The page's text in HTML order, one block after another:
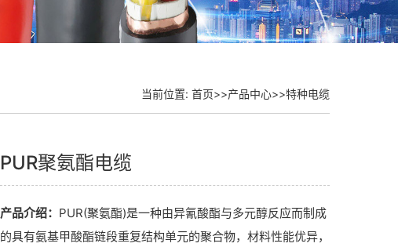
当前位置: 首页>>产品中心>>特种电缆
PUR聚氨酯电缆
产品介绍： PUR(聚氨酯)是一种由异氰酸酯与多元醇反应而制成
的具有氨基甲酸酯链段重复结构单元的聚合物，材料性能优异，